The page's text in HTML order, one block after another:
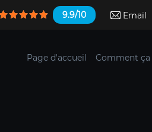
9.9/10 Email
Page d'accueil Comment